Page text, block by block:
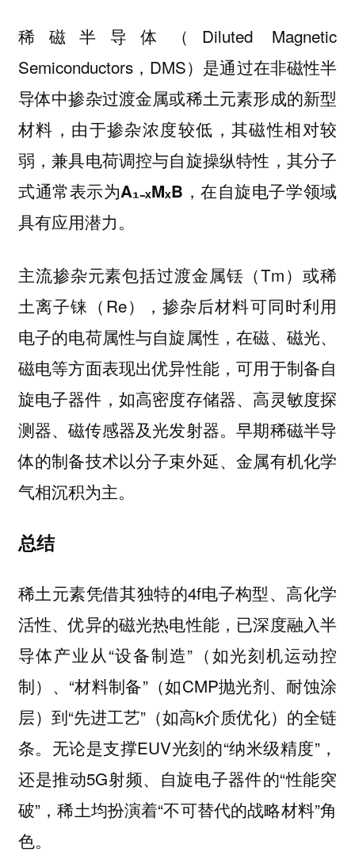
稀磁半导体（Diluted Magnetic
Semiconductors，DMS）是通过在非磁性半
导体中掺杂过渡金属或稀土元素形成的新型
材料，由于掺杂浓度较低，其磁性相对较
弱，兼具电荷调控与自旋操纵特性，其分子
式通常表示为A₁₋ₓMₓB ，在自旋电子学领域
具有应用潜力。
主流掺杂元素包括过渡金属铥（Tm）或稀
土离子铼（Re），掺杂后材料可同时利用
电子的电荷属性与自旋属性，在磁、磁光、
磁电等方面表现出优异性能，可用于制备自
旋电子器件，如高密度存储器、高灵敏度探
测器、磁传感器及光发射器。早期稀磁半导
体的制备技术以分子束外延、金属有机化学
气相沉积为主。
总结
稀土元素凭借其独特的4f电子构型、高化学
活性、优异的磁光热电性能，已深度融入半
导体产业从“设备制造”（如光刻机运动控
制）、“材料制备”（如CMP抛光剂、耐蚀涂
层）到“先进工艺”（如高k介质优化）的全链
条。无论是支撑EUV光刻的“纳米级精度”，
还是推动5G射频、自旋电子器件的“性能突
破”，稀土均扮演着“不可替代的战略材料”角
色。